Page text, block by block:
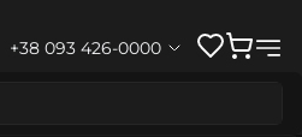
+38 093 426-0000